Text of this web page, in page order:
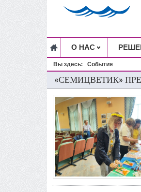
О НАС
Вы здесь: События
«СЕМИЦВЕТИК»